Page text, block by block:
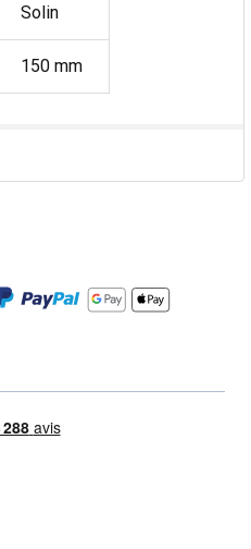
Solin
150 mm